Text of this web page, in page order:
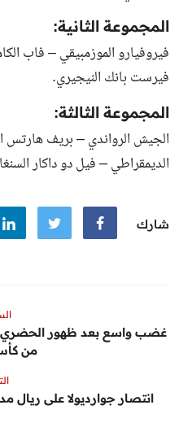
المجموعة الثانية:
فيروفيارو الموزمبيقي – فاب
فيرست بانك النيجيري.
المجموعة الثالثة:
الديمقراطي – فيل دو داكار
شارك
غضب واسع بعد ظهور الحضري
من
انتصار جوارديولا على